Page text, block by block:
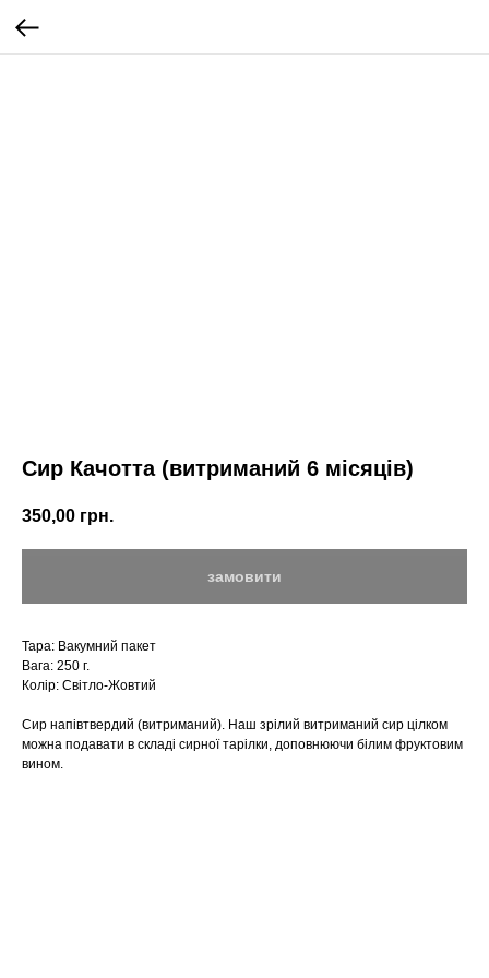
Сир Качотта (витриманий 6 місяців)
350,00 грн.
замовити
Тара: Вакумний пакет
Вага: 250 г.
Колір: Світло-Жовтий
Сир напівтвердий (витриманий). Наш зрілий витриманий сир цілком
можна подавати в складі сирної тарілки, доповнюючи білим фруктовим
вином.